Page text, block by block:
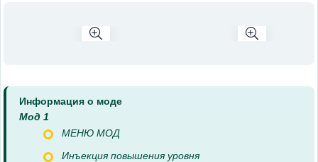
Информация о моде
Мод 1
МЕНЮ МОД
Инъекция повышения уровня